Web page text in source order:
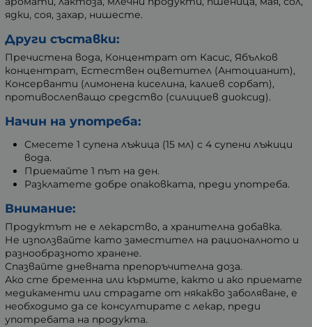
ядки, соя, захар, нишесте.
Други съставки:
Пречистена вода, Концентрат от Касис, Ябълков
концентрат, Естествен оцветител (Антоцианит),
Консерванти (лимонена киселина, калиев сорбат),
противослепващо средство (силициев диоксид).
Начин на употреба:
Смесете 1 супена лъжица (15 мл) с 4 супени лъжици
вода.
Приемайте 1 път на ден.
Разклатете добре опаковката, преди употреба.
Внимание:
Продуктът не е лекарство, а хранителна добавка.
Не използвайте като заместител на рационалното и
разнообразното хранене.
Спазвайте дневната препоръчителна доза.
Ако сте бременна или кърмите, както и ако приемате
медикаменти или страдате от някакво заболяване, е
необходимо да се консултирате с лекар, преди
употребата на продукта.